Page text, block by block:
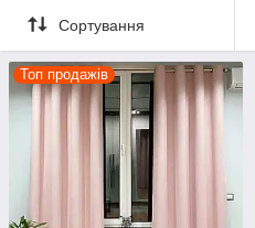
Сортування
Топ продажів